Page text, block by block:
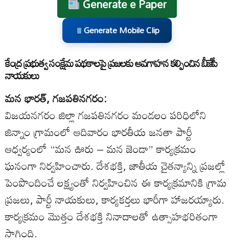
Generate Mobile Clip
కేంద్ర ప్రభుత్వ సంక్షేమ పథకాలపై ప్రజలకు అవగాహన కల్పించిన బీజేపీ
నాయకులు
మన భారత్, గజపతినగరం:
విజయనగరం జిల్లా గజపతినగరం మండలం పరిధిలోని
జిన్నాం గ్రామంలో ఆదివారం భారతీయ జనతా పార్టీ
ఆధ్వర్యంలో “మన ఊరు – మన జెండా” కార్యక్రమం
ఘనంగా నిర్వహించారు. దేశభక్తి, జాతీయ చైతన్యాన్ని ప్రజల్లో
పెంపొందించే లక్ష్యంతో నిర్వహించిన ఈ కార్యక్రమానికి గ్రామ
ప్రజలు, పార్టీ నాయకులు, కార్యకర్తలు భారీగా హాజరయ్యారు.
కార్యక్రమం మొత్తం దేశభక్తి నినాదాలతో ఉత్సాహభరితంగా
సాగింది.